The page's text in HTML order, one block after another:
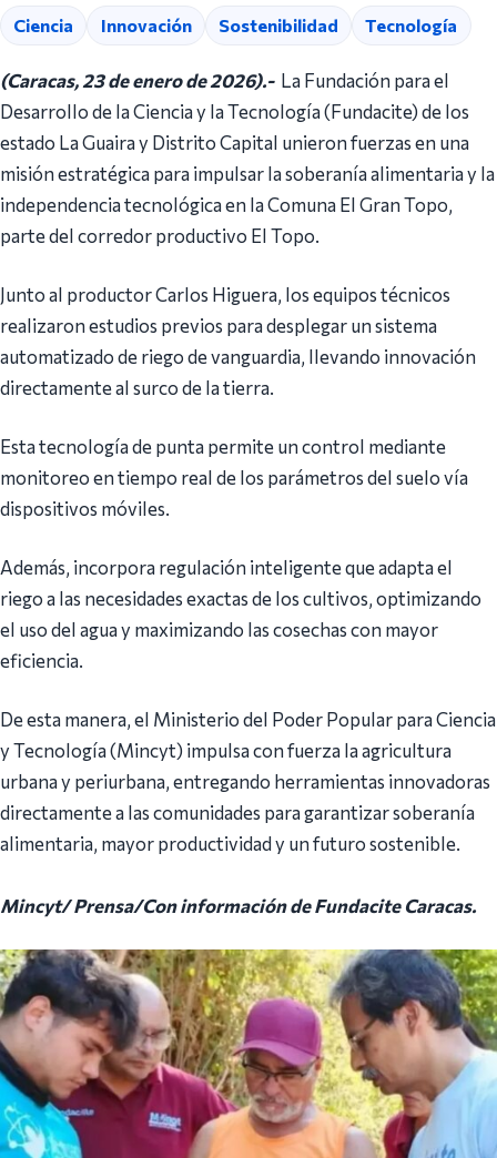
Ciencia Innovación Sostenibilidad Tecnología
(Caracas, 23 de enero de 2026).- La Fundación para el
Desarrollo de la Ciencia y la Tecnología (Fundacite) de los
estado La Guaira y Distrito Capital unieron fuerzas en una
misión estratégica para impulsar la soberanía alimentaria y la
independencia tecnológica en la Comuna El Gran Topo,
parte del corredor productivo El Topo.
Junto al productor Carlos Higuera, los equipos técnicos
realizaron estudios previos para desplegar un sistema
automatizado de riego de vanguardia, llevando innovación
directamente al surco de la tierra.
Esta tecnología de punta permite un control mediante
monitoreo en tiempo real de los parámetros del suelo vía
dispositivos móviles.
Además, incorpora regulación inteligente que adapta el
riego a las necesidades exactas de los cultivos, optimizando
el uso del agua y maximizando las cosechas con mayor
eficiencia.
De esta manera, el Ministerio del Poder Popular para Ciencia
y Tecnología (Mincyt) impulsa con fuerza la agricultura
urbana y periurbana, entregando herramientas innovadoras
directamente a las comunidades para garantizar soberanía
alimentaria, mayor productividad y un futuro sostenible.
Mincyt/ Prensa/Con información de Fundacite Caracas.